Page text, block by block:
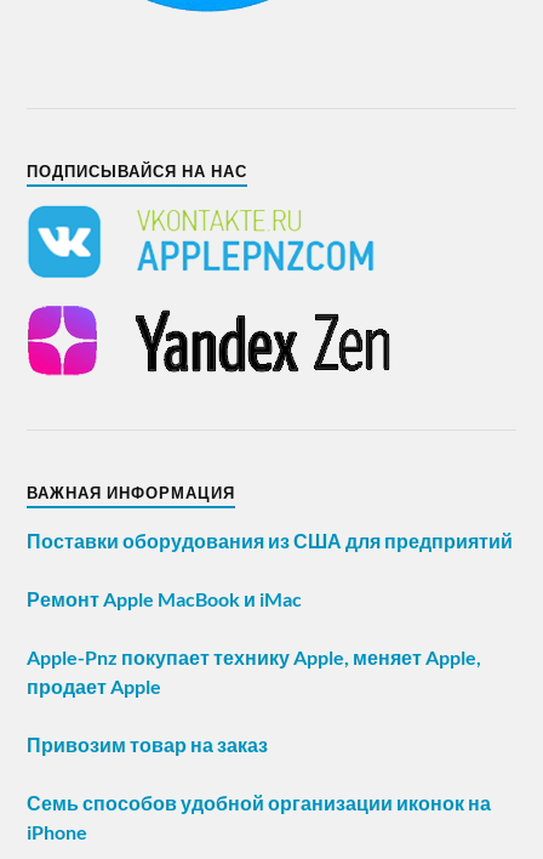
ПОДПИСЫВАЙСЯ НА НАС
ВАЖНАЯ ИНФОРМАЦИЯ
Поставки оборудования из США для предприятий
Ремонт Apple MacBook и iMac
Apple-Pnz покупает технику Apple, меняет Apple,
продает Apple
Привозим товар на заказ
Семь способов удобной организации иконок на
iPhone